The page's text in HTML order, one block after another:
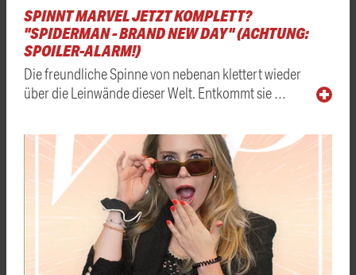
SPINNT MARVEL JETZT KOMPLETT?
"SPIDERMAN - BRAND NEW DAY" (ACHTUNG:
SPOILER-ALARM!)
Die freundliche Spinne von nebenan klettert wieder
über die Leinwände dieser Welt. Entkommt sie …